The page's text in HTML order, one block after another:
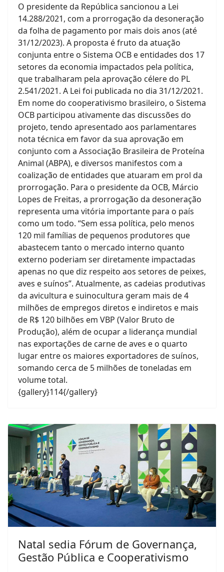
O presidente da República sancionou a Lei
14.288/2021, com a prorrogação da desoneração
da folha de pagamento por mais dois anos (até
31/12/2023). A proposta é fruto da atuação
conjunta entre o Sistema OCB e entidades dos 17
setores da economia impactados pela política,
que trabalharam pela aprovação célere do PL
2.541/2021. A Lei foi publicada no dia 31/12/2021.
Em nome do cooperativismo brasileiro, o Sistema
OCB participou ativamente das discussões do
projeto, tendo apresentado aos parlamentares
nota técnica em favor da sua aprovação em
conjunto com a Associação Brasileira de Proteína
Animal (ABPA), e diversos manifestos com a
coalização de entidades que atuaram em prol da
prorrogação. Para o presidente da OCB, Márcio
Lopes de Freitas, a prorrogação da desoneração
representa uma vitória importante para o país
como um todo. “Sem essa política, pelo menos
120 mil famílias de pequenos produtores que
abastecem tanto o mercado interno quanto
externo poderiam ser diretamente impactadas
apenas no que diz respeito aos setores de peixes,
aves e suínos”. Atualmente, as cadeias produtivas
da avicultura e suinocultura geram mais de 4
milhões de empregos diretos e indiretos e mais
de R$ 120 bilhões em VBP (Valor Bruto de
Produção), além de ocupar a liderança mundial
nas exportações de carne de aves e o quarto
lugar entre os maiores exportadores de suínos,
somando cerca de 5 milhões de toneladas em
volume total.
{gallery}114{/gallery}
Natal sedia Fórum de Governança,
Gestão Pública e Cooperativismo